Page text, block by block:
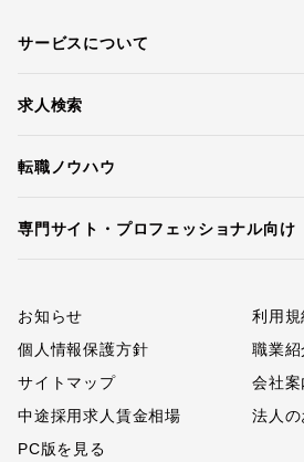
サービスについて
求人検索
転職ノウハウ
専門サイト・プロフェッショナル向け
お知らせ
利用規
個人情報保護方針
職業
サイトマップ
会社案
中途採用求人賃金相場
法人の
PC版を見る